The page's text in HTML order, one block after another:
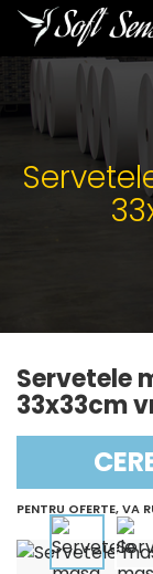
Servetele
33x33cm
PENTRU OFERTE, VA